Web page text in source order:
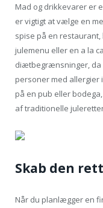
Mad og drikkevarer er
er vigtigt at vælge en
spise på en
julemenu eller en a la
diætbegrænsninger, da
personer med allergier
på en pub eller
af traditionelle
Skab den
Når du planlægger en